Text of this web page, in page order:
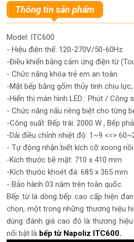
Thông tin sản phẩm
Model: ITC600
- Hiệu điện thế: 120-270V/50-60Hz
-Điều khiển bằng cảm ứng điện từ
- Chức năng khóa trẻ em an toàn.
-Mặt bếp bằng gốm thủy tinh chịu
-Hiển thị màn hình LED : Phút / Công
- Chức năng nấu riêng biệt cho từng
-Công suất :Bếp trái: 2000 W , Bếp
-Dải điều chỉnh nhiệt độ: 1~9 <=>
- Tự động nhận biết kích cỡ xoong
-Kích thước bề mặt: 710 x 410 mm
-Kích thước khoét đá: 685 x 365 mm
- Bảo hành 03 năm trên toàn quốc.
Bếp từ là dòng bếp cao cấp hiện
chọn, một trong những thương hiệu
dùng đánh giá cao đó là thương
nổi bật là bếp từ Napoliz ITC600.